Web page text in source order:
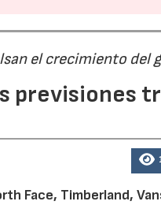
el crecimiento del
previsiones
Face, Timberland,